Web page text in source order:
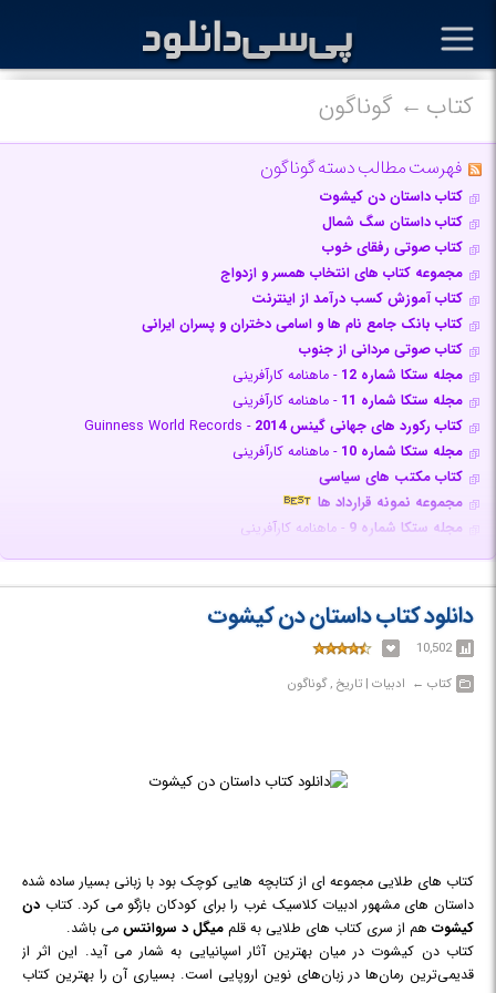
کتاب گوناگون
فهرست مطالب دسته گوناگون
کتاب داستان دن کیشوت
کتاب داستان سگ شمال
کتاب صوتی رفقای خوب
مجموعه کتاب های انتخاب همسر و ازدواج
کتاب آموزش کسب درآمد از اینترنت
کتاب بانک جامع نام ها و اسامی دختران و پسران ایرانی
کتاب صوتی مردانی از جنوب
مجله ستکا شماره 12
- ماهنامه کارآفرینی
مجله ستکا شماره 11
- ماهنامه کارآفرینی
کتاب رکورد های جهانی گینس 2014
- Guinness World Records
مجله ستکا شماره 10
- ماهنامه کارآفرینی
کتاب مکتب های سیاسی
مجموعه نمونه قرارداد ها
مجله ستکا شماره 9
- ماهنامه کارآفرینی
مجله ستکا شماره 8 - ماهنامه کارآفرینی
مجله ستکا شماره 6
- ماهنامه کارآفرینی
مجله ستکا شماره 5
- ماهنامه کارآفرینی
مجله ستکا شماره 4 - ماهنامه کارآفرینی
مجله سوت پایان شماره 1 - ویژه نامه فوتبال
- ماهنامه کارآفرینی
گُمانه شماره 1 - نشریه ستاد مبارزه با چرندیات
دانلود کتاب داستان دن کیشوت
10,502
کتاب‎ ← ‏ ادبیات | تاریخ , گوناگون
کتاب های طلایی مجموعه ای از کتابچه هایی کوچک بود با زبانی بسیار ساده شده
داستان های مشهور ادبیات کلاسیک غرب را برای کودکان بازگو می کرد. کتاب دن
کیشوت هم از سری کتاب های طلایی به قلم میگل د سروانتس می باشد.
کتاب دن کیشوت در میان بهترین آثار اسپانیایی به شمار می آید. این اثر از
قدیمی‌ترین رمان‌ها در زبان‌های نوین اروپایی است. بسیاری آن را بهترین کتاب